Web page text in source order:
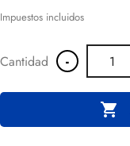
Impuestos incluidos
Cantidad -
